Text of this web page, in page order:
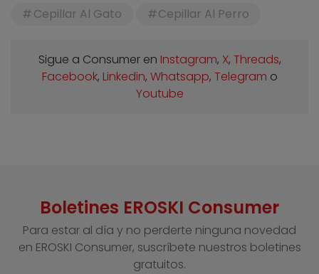
Cepillar Al Gato Cepillar Al Perro
Sigue a Consumer en Instagram, X, Threads,
Facebook, Linkedin, Whatsapp, Telegram o
Youtube
Boletines EROSKI Consumer
Para estar al día y no perderte ninguna novedad
en EROSKI Consumer, suscríbete nuestros boletines
gratuitos.